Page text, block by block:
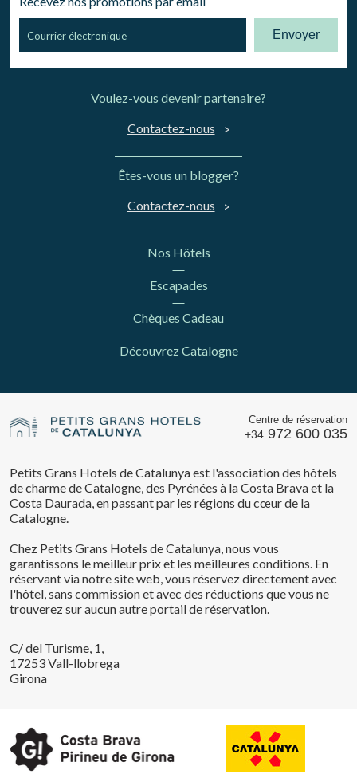
Envoyer
Voulez-vous devenir partenaire?
Contactez-nous
Êtes-vous un blogger?
Contactez-nous
Nos Hôtels
Escapades
Chèques Cadeau
Découvrez Catalogne
Centre de réservation
+34 972 600 035
Petits Grans Hotels de Catalunya est l'association des hôtels
de charme de Catalogne, des Pyrénées à la Costa Brava et la
Costa Daurada, en passant par les régions du cœur de la
Catalogne.
Chez Petits Grans Hotels de Catalunya, nous vous
garantissons le meilleur prix et les meilleures conditions. En
réservant via notre site web, vous réservez directement avec
l'hôtel, sans commission et avec des réductions que vous ne
trouverez sur aucun autre portail de réservation.
C/ del Turisme, 1,
17253 Vall-llobrega
Girona